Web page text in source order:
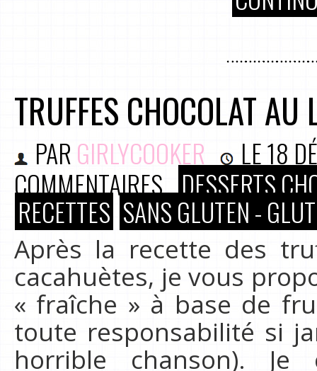
TRUFFES CHOCOLAT AU
PAR GIRLYCOOKER LE18
COMMENTAIRES DESSERTS
RECETTES SANS GLUTEN -
Après la recette des
cacahuètes, je vous
« fraîche » à base de
toute responsabilité si
horrible chanson). Je